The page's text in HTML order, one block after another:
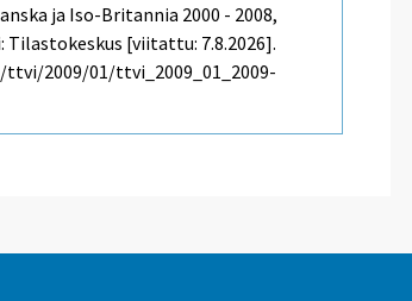
ja Iso-Britannia 2000 - 2008,
Tilastokeskus [viitattu: 7.8.2026].
2009/01/ttvi_2009_01_2009-